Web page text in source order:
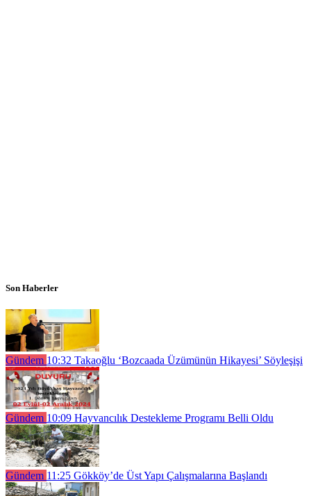
Son Haberler
Gündem 10:32 Takaoğlu ‘Bozcaada Üzümünün Hikayesi’ Söyleşişi
Gündem 10:09 Hayvancılık Destekleme Programı Belli Oldu
Gündem 11:25 Gökköy’de Üst Yapı Çalışmalarına Başlandı